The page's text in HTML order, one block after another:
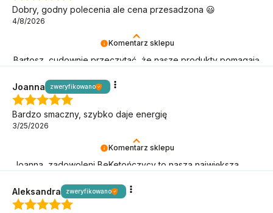
Komentarz sklepu
Bartosz, cudownie przeczytać, że nasze produkty pomagają
Dobry, godny polecenia ale cena przesadzona 😃
4/8/2026
Komentarz sklepu
Joanna, zadowoleni BeKetończycy to nasza największa
Joanna zweryfikowano
Bardzo smaczny, szybko daje energię
3/25/2026
Aleksandra zweryfikowano